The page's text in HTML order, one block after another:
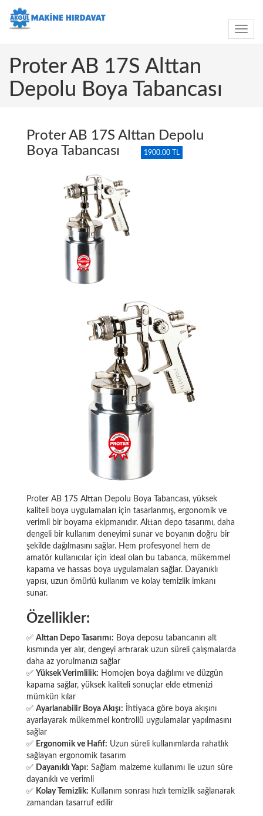
Toggle
Proter AB 17S Alttan
Depolu Boya Tabancası
Proter AB 17S Alttan Depolu
Boya Tabancası
1900.00 TL
Proter AB 17S Alttan Depolu Boya Tabancası, yüksek
kaliteli boya uygulamaları için tasarlanmış, ergonomik ve
verimli bir boyama ekipmanıdır. Alttan depo tasarımı, daha
dengeli bir kullanım deneyimi sunar ve boyanın doğru bir
şekilde dağılmasını sağlar. Hem profesyonel hem de
amatör kullanıcılar için ideal olan bu tabanca, mükemmel
kapama ve hassas boya uygulamaları sağlar. Dayanıklı
yapısı, uzun ömürlü kullanım ve kolay temizlik imkanı
sunar.
Özellikler:
✅ Alttan Depo Tasarımı: Boya deposu tabancanın alt
kısmında yer alır, dengeyi artırarak uzun süreli çalışmalarda
daha az yorulmanızı sağlar
✅ Yüksek Verimlilik: Homojen boya dağılımı ve düzgün
kapama sağlar, yüksek kaliteli sonuçlar elde etmenizi
mümkün kılar
✅ Ayarlanabilir Boya Akışı: İhtiyaca göre boya akışını
ayarlayarak mükemmel kontrollü uygulamalar yapılmasını
sağlar
✅ Ergonomik ve Hafif: Uzun süreli kullanımlarda rahatlık
sağlayan ergonomik tasarım
✅ Dayanıklı Yapı: Sağlam malzeme kullanımı ile uzun süre
dayanıklı ve verimli
✅ Kolay Temizlik: Kullanım sonrası hızlı temizlik sağlanarak
zamandan tasarruf edilir